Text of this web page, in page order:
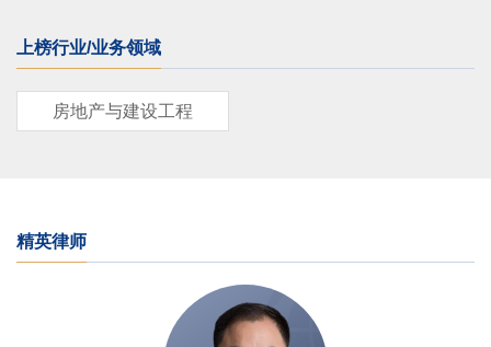
上榜行业/业务领域
房地产与建设工程
精英律师